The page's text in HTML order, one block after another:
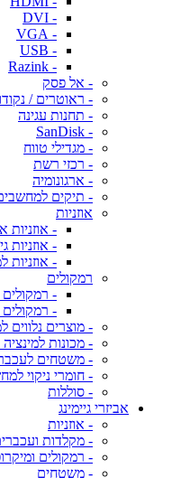
- DVI
- VGA
- USB
- Razink
- אל פסק
- ראוטרים /
- תחנות עגינה
- SanDisk
- מגדילי טווח
- רכזי רשת
- ארגונומיה
- תיקים
אוזניות
- אוזניות
- אוזניות
- אוזניות
רמקולים
-
- רמקולים
- מוצרים נלווים
- מכונות
- משטחים
- חומרי ניקוי
- סוללות
אביזרי גיימינג
- אוזניות
- מקלדות
- רמקולים
- משטחים